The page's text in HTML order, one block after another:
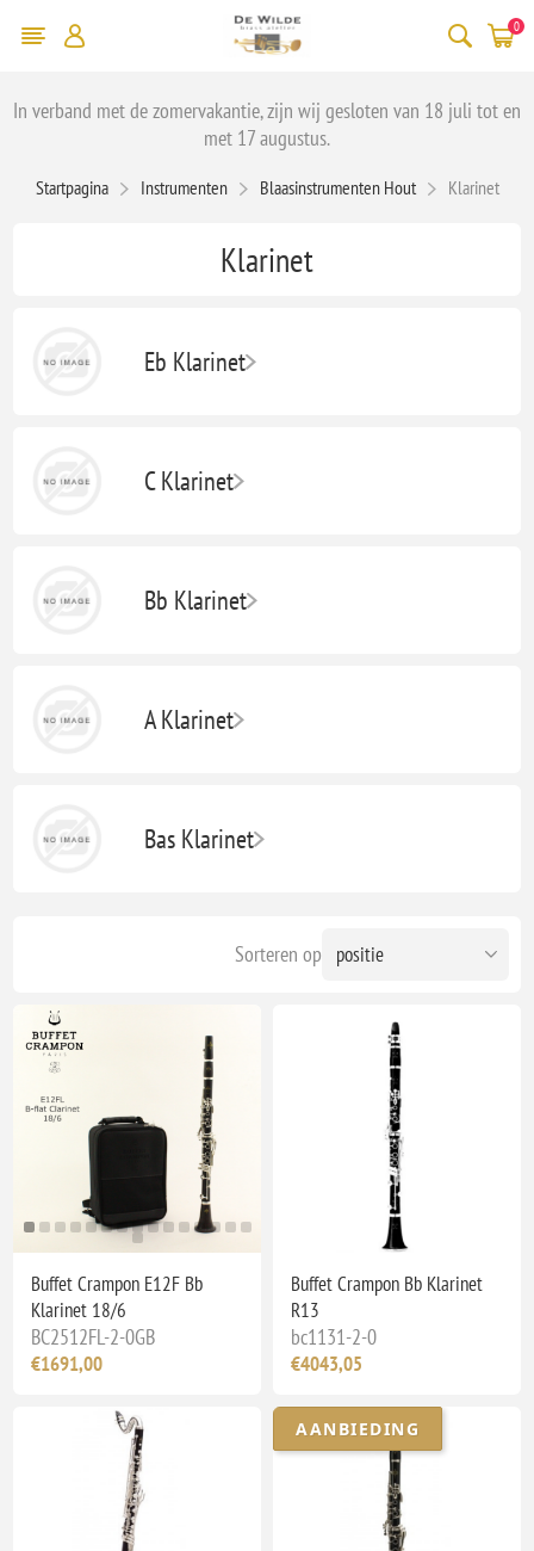
0
In verband met de zomervakantie, zijn wij gesloten van 18 juli tot en
met 17 augustus.
Startpagina Instrumenten Blaasinstrumenten Hout Klarinet
Klarinet
Eb Klarinet
C Klarinet
Bb Klarinet
A Klarinet
Bas Klarinet
Sorteren op
Buffet Crampon E12F Bb
Klarinet 18/6
BC2512FL-2-0GB
€1691,00
Buffet Crampon Bb Klarinet
R13
bc1131-2-0
€4043,05
AANBIEDING